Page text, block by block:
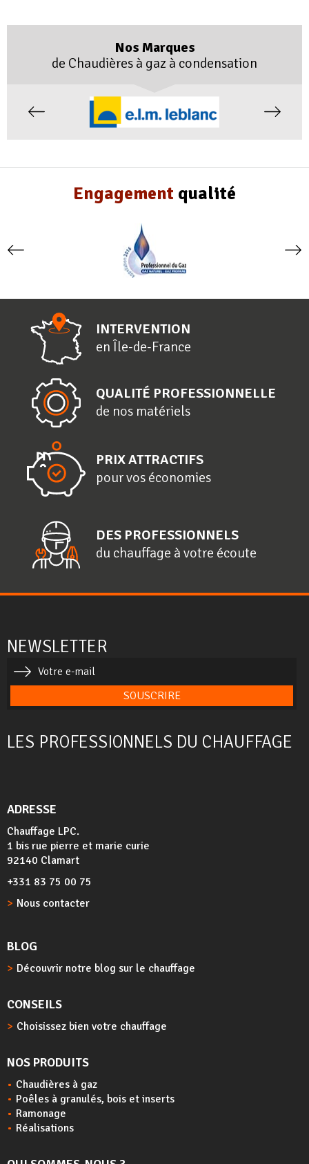
Nos Marques
de Chaudières à gaz à condensation
Engagement qualité
INTERVENTION
en Île-de-France
QUALITÉ PROFESSIONNELLE
de nos matériels
PRIX ATTRACTIFS
pour vos économies
DES PROFESSIONNELS
du chauffage à votre écoute
NEWSLETTER
SOUSCRIRE
LES PROFESSIONNELS DU CHAUFFAGE
ADRESSE
Chauffage LPC.
1 bis rue pierre et marie curie
92140 Clamart
+331 83 75 00 75
Nous contacter
BLOG
Découvrir notre blog sur le chauffage
CONSEILS
Choisissez bien votre chauffage
NOS PRODUITS
Chaudières à gaz
Poêles à granulés, bois et inserts
Ramonage
Réalisations